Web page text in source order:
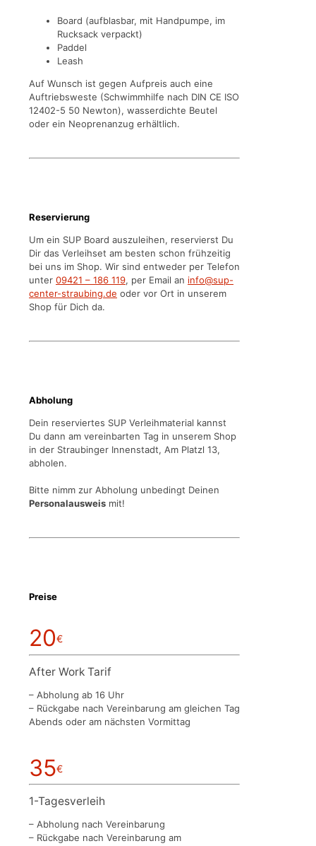
Board (aufblasbar, mit Handpumpe, im
Rucksack verpackt)
Paddel
Leash
Auf Wunsch ist gegen Aufpreis auch eine
Auftriebsweste (Schwimmhilfe nach DIN CE ISO
12402-5 50 Newton), wasserdichte Beutel
oder ein Neoprenanzug erhältlich.
Reservierung
Um ein SUP Board auszuleihen, reservierst Du
Dir das Verleihset am besten schon frühzeitig
bei uns im Shop. Wir sind entweder per Telefon
unter 09421 – 186 119, per Email an info@sup-
center-straubing.de oder vor Ort in unserem
Shop für Dich da.
Abholung
Dein reserviertes SUP Verleihmaterial kannst
Du dann am vereinbarten Tag in unserem Shop
in der Straubinger Innenstadt, Am Platzl 13,
abholen.
Bitte nimm zur Abholung unbedingt Deinen
Personalausweis mit!
Preise
20€
After Work Tarif
– Abholung ab 16 Uhr
– Rückgabe nach Vereinbarung am gleichen Tag
Abends oder am nächsten Vormittag
35€
1-Tagesverleih
– Abholung nach Vereinbarung
– Rückgabe nach Vereinbarung am